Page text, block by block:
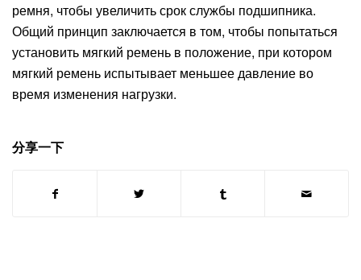
ремня, чтобы увеличить срок службы подшипника.
Общий принцип заключается в том, чтобы попытаться
установить мягкий ремень в положение, при котором
мягкий ремень испытывает меньшее давление во
время изменения нагрузки.
分享一下